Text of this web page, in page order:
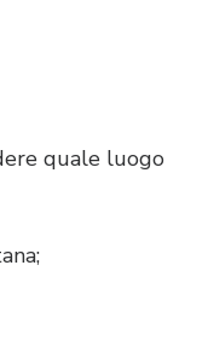
quale luogo